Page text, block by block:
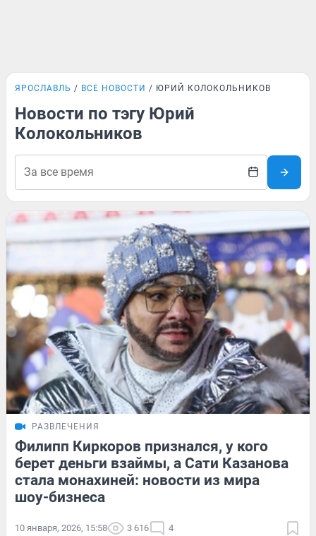
ЯРОСЛАВЛЬ ВСЕ НОВОСТИ ЮРИЙ КОЛОКОЛЬНИКОВ
Новости по тэгу Юрий
Колокольников
РАЗВЛЕЧЕНИЯ
Филипп Киркоров признался, у кого
берет деньги взаймы, а Сати Казанова
стала монахиней: новости из мира
шоу-бизнеса
10 января, 2026, 15:58 3 616 4